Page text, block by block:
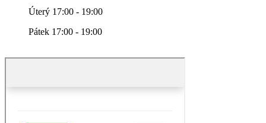
Úterý 17:00 - 19:00
Pátek 17:00 - 19:00